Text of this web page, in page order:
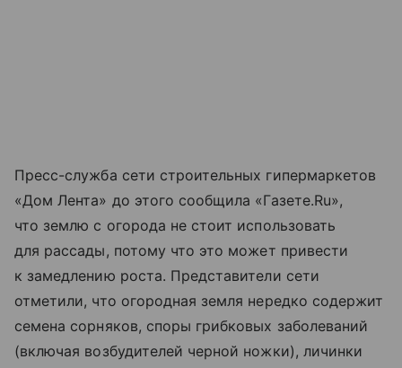
Пресс-служба сети строительных гипермаркетов
«Дом Лента» до этого сообщила «Газете.Ru»,
что землю с огорода не стоит использовать
для рассады, потому что это может привести
к замедлению роста. Представители сети
отметили, что огородная земля нередко содержит
семена сорняков, споры грибковых заболеваний
(включая возбудителей черной ножки), личинки